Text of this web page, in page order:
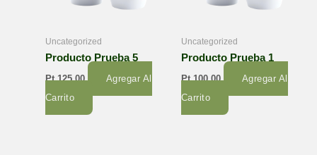
Uncategorized
Producto Prueba 5
Pt125,00
Agregar Al
Carrito
Uncategorized
Producto Prueba 1
Pt100,00
Agregar Al
Carrito